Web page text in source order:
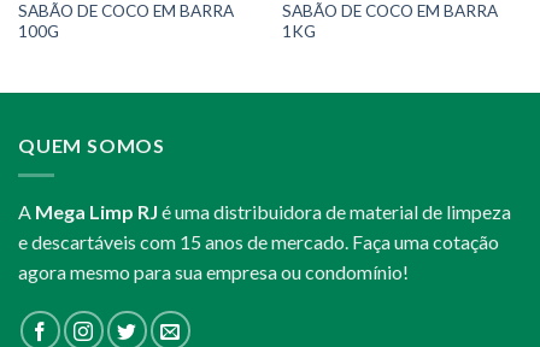
SABÃO DE COCO EM BARRA
100G
SABÃO DE COCO EM BARRA
1KG
QUEM SOMOS
A Mega Limp RJ é uma distribuidora de material de limpeza
e descartáveis com 15 anos de mercado. Faça uma cotação
agora mesmo para sua empresa ou condomínio!